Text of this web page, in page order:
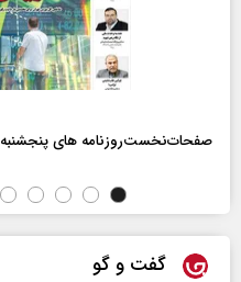
صفحات‌نخست‌روزنامه ها‌ی پنجشنبه‌۱۵ مردادماه
گفت و گو